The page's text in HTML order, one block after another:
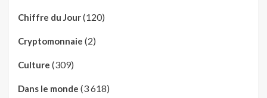
Chiffre du Jour(120)
Cryptomonnaie (2)
Culture (309)
Dans le monde (3 618)